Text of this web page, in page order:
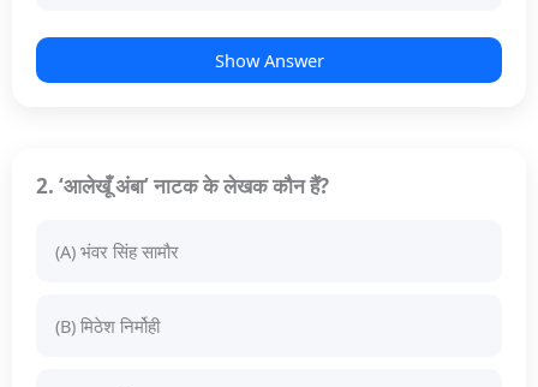
Show Answer
2. ‘आलेखूँ अंबा’ नाटक के लेखक कौन हैं?
(A) भंवर सिंह सामौर
(B) मिठेश निर्मोही